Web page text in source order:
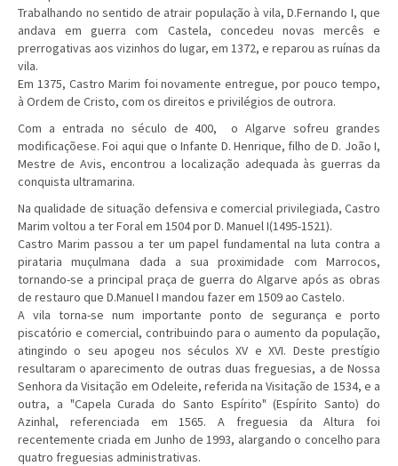
Trabalhando no sentido de atrair população à vila, D.Fernando I, que
andava em guerra com Castela, concedeu novas mercês e
prerrogativas aos vizinhos do lugar, em 1372, e reparou as ruínas da
vila.
Em 1375, Castro Marim foi novamente entregue, por pouco tempo,
à Ordem de Cristo, com os direitos e privilégios de outrora.
Com a entrada no século de 400, o Algarve sofreu grandes
modificaçõese. Foi aqui que o Infante D. Henrique, filho de D. João I,
Mestre de Avis, encontrou a localização adequada às guerras da
conquista ultramarina.
Na qualidade de situação defensiva e comercial privilegiada, Castro
Marim voltou a ter Foral em 1504 por D. Manuel I(1495-1521).
Castro Marim passou a ter um papel fundamental na luta contra a
pirataria muçulmana dada a sua proximidade com Marrocos,
tornando-se a principal praça de guerra do Algarve após as obras
de restauro que D.Manuel I mandou fazer em 1509 ao Castelo.
A vila torna-se num importante ponto de segurança e porto
piscatório e comercial, contribuindo para o aumento da população,
atingindo o seu apogeu nos séculos XV e XVI. Deste prestígio
resultaram o aparecimento de outras duas freguesias, a de Nossa
Senhora da Visitação em Odeleite, referida na Visitação de 1534, e a
outra, a "Capela Curada do Santo Espírito" (Espírito Santo) do
Azinhal, referenciada em 1565. A freguesia da Altura foi
recentemente criada em Junho de 1993, alargando o concelho para
quatro freguesias administrativas.